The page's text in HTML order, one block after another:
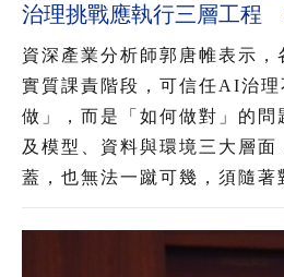
治理挑戰應執行三層工程
上路 企業應把握2年布局
資深產業分析師郭唐帷表示，
實質課責階段，可信任AI治理
做」，而是「如何做對」的
及模型、資料與環境三大層面
蓋，也無法一蹴可幾，須隨著